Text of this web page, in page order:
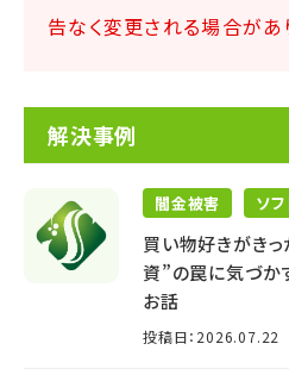
告なく変更される場合があ
解決事例
闇金被害 ソ
買い物好きがき
資”の罠に気づか
お話
投稿日：2026.07.22